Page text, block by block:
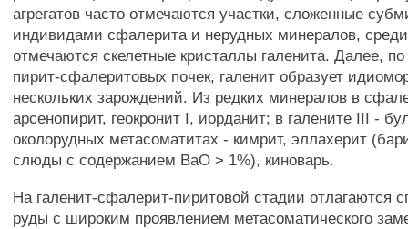
агрегатов часто отмечаются участки, сложенные
индивидами сфалерита и нерудных минералов,
отмечаются скелетные кристаллы галенита. Далее,
пирит-сфалеритовых почек, галенит образует
нескольких зарождений. Из редких минералов в
арсенопирит, геокронит I, иорданит; в галените III -
околорудных метасоматитах - кимрит, эллахерит
слюды с содержанием ВаО > 1%), киноварь.
На галенит-сфалерит-пиритовой стадии отлагаются
руды с широким проявлением метасоматического